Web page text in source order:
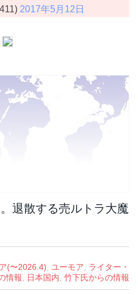
2017年5月12日
退散する売ルトラ大魔
(〜2026.4)
ユーモア
ライター・
情報
日本国内 竹下氏からの情報